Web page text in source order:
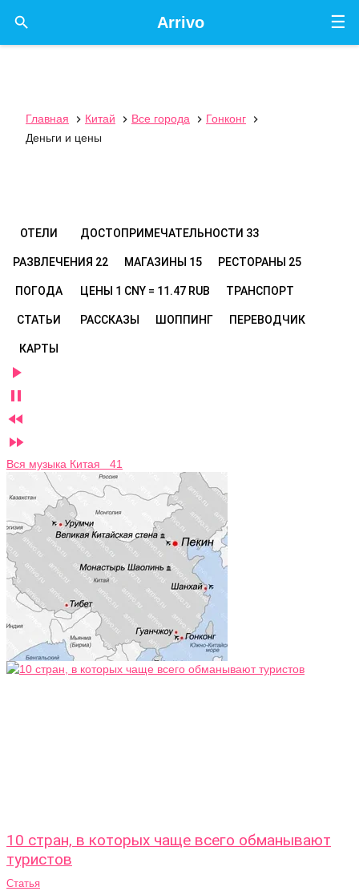
☰
Arrivo

Главная  Китай  Все города  Гонконг

Деньги и цены
ОТЕЛИ ДОСТОПРИМЕЧАТЕЛЬНОСТИ 33
РАЗВЛЕЧЕНИЯ 22 МАГАЗИНЫ 15 РЕСТОРАНЫ 25
ПОГОДА ЦЕНЫ 1 CNY = 11.47 RUB ТРАНСПОРТ
СТАТЬИ РАССКАЗЫ ШОППИНГ ПЕРЕВОДЧИК
КАРТЫ




Вся музыка Китая 41
10 стран, в которых чаще всего обманывают
туристов
Статья